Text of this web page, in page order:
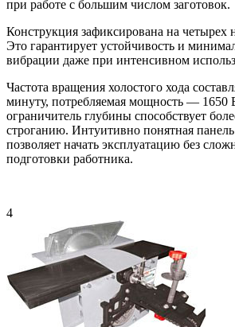
при работе с большим числом заготовок.
Конструкция зафиксирована на четырех
Это гарантирует устойчивость и
вибрации даже при интенсивном
Частота вращения холостого хода
минуту, потребляемая мощность — 1650
ограничитель глубины способствует
строганию. Интуитивно понятная
позволяет начать эксплуатацию без
подготовки работника.
4